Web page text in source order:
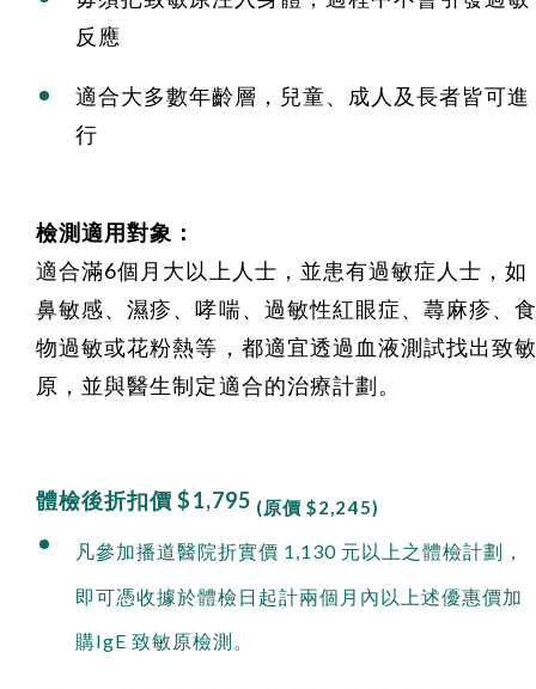
反應
適合大多數年齡層，兒童、成人及長者皆可進
行
檢測適用對象：
適合滿6個月大以上人士，並患有過敏症人士，如
鼻敏感、濕疹、哮喘、過敏性紅眼症、蕁麻疹、
物過敏或花粉熱等，都適宜透過血液測試找出致
原，並與醫生制定適合的治療計劃。
體檢後折扣價 $1,795 (原價 $2,245)
凡參加播道醫院折實價 1,130 元以上之體檢計劃，
即可憑收據於體檢日起計兩個月內以上述優惠價加
購IgE 致敏原檢測。